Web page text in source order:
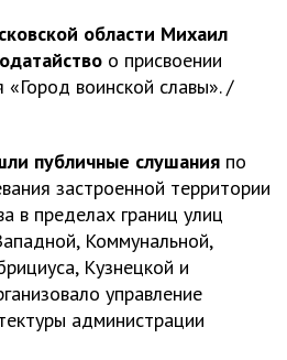
области Михаил
о присвоении
воинской славы». /
публичные слушания по
застроенной территории
в пределах границ улиц
Коммунальной,
Кузнецкой и
управление
администрации